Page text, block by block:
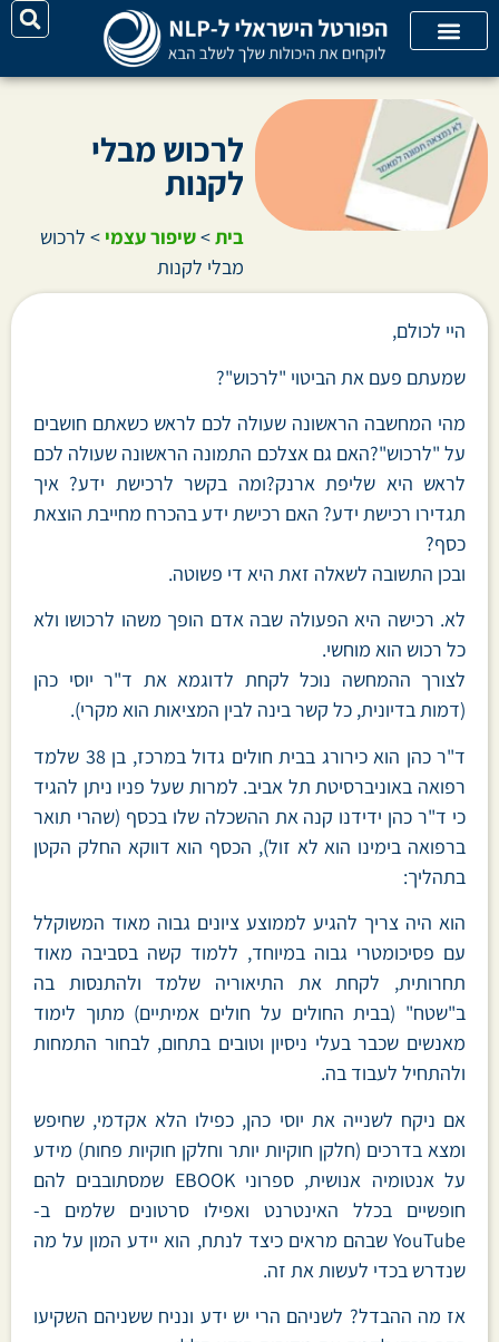
לרכוש מבלי
לקנות
בית>שיפור עצמי > לרכוש
מבלי לקנות
היי לכולם,
שמעתם פעם את הביטוי "לרכוש"?
מהי המחשבה הראשונה שעולה לכם לראש כשאתם חושבים
על "לרכוש"?האם גם אצלכם התמונה הראשונה שעולה לכם
לראש היא שליפת ארנק?ומה בקשר לרכישת ידע? איך
תגדירו רכישת ידע? האם רכישת ידע בהכרח מחייבת הוצאת
כסף?
ובכן התשובה לשאלה זאת היא די פשוטה.
לא. רכישה היא הפעולה שבה אדם הופך משהו לרכושו ולא
כל רכוש הוא מוחשי.
לצורך ההמחשה נוכל לקחת לדוגמא את ד"ר יוסי כהן
(דמות בדיונית, כל קשר בינה לבין המציאות הוא מקרי).
ד"ר כהן הוא כירורג בבית חולים גדול במרכז, בן 38 שלמד
רפואה באוניברסיטת תל אביב. למרות שעל פניו ניתן להגיד
כי ד"ר כהן ידידנו קנה את ההשכלה שלו בכסף (שהרי תואר
ברפואה בימינו הוא לא זול), הכסף הוא דווקא החלק הקטן
בתהליך:
הוא היה צריך להגיע לממוצע ציונים גבוה מאוד המשוקלל
עם פסיכומטרי גבוה במיוחד, ללמוד קשה בסביבה מאוד
תחרותית, לקחת את התיאוריה שלמד ולהתנסות בה
ב"שטח" (בבית החולים על חולים אמיתיים) מתוך לימוד
מאנשים שכבר בעלי ניסיון וטובים בתחום, לבחור התמחות
ולהתחיל לעבוד בה.
אם ניקח לשנייה את יוסי כהן, כפילו הלא אקדמי, שחיפש
ומצא בדרכים (חלקן חוקיות יותר וחלקן חוקיות פחות) מידע
על אנטומיה אנושית, ספרוני EBOOK שמסתובבים להם
חופשיים בכלל האינטרנט ואפילו סרטונים שלמים ב-
YouTube שבהם מראים כיצד לנתח, הוא יידע המון על מה
שנדרש בכדי לעשות את זה.
אז מה ההבדל? לשניהם הרי יש ידע ונניח ששניהם השקיעו